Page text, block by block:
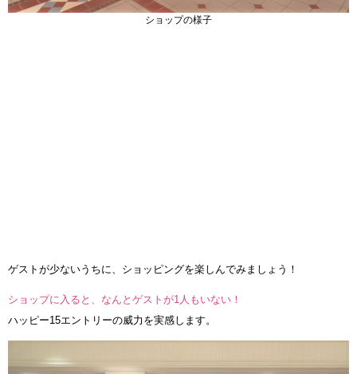
ショップの様子
ゲストが少ないうちに、ショッピングを楽しんでみましょう！
ショップに入ると、なんとゲストが1人もいない！
ハッピー15エントリーの威力を実感します。